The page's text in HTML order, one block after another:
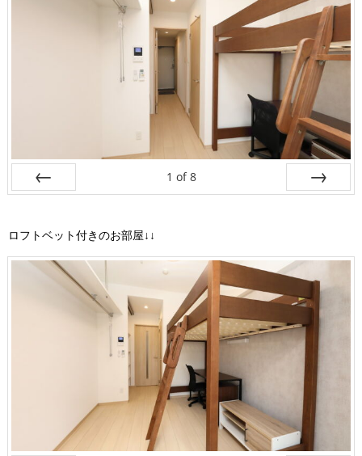
1 of 8
ロフトベット付きのお部屋↓↓